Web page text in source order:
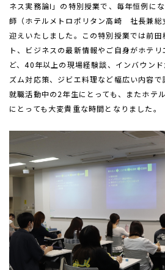
ネス実務論Ⅰ」の特別授業で、毎年恒例に
師（ホテルメトロポリタン高崎 社長兼
迎えいたしました。この特別授業では前
ト、ビジネスの最新情報やご自身がホテ
ど、40年以上の現場経験談、インバウン
ズム対応策、ジビエ料理など幅広い内容で
就職活動中の2年生にとっても、またホテ
にとっても大変貴重な時間となりました。